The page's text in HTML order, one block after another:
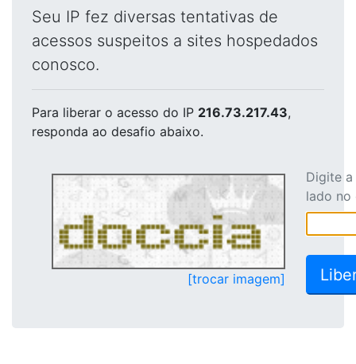
Seu IP fez diversas tentativas de
acessos suspeitos a sites hospedados
conosco.
Para liberar o acesso do IP 216.73.217.43,
responda ao desafio abaixo.
[trocar imagem]
Digite
lado no